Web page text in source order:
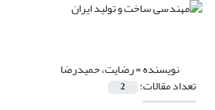
نویسنده =رضایت، حمیدرضا
تعداد مقالات: 2